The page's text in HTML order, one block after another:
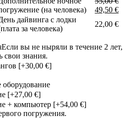
(на человека)
49,50 €
дайвинга с лодки
за человека)
22,00 €
Если вы не ныряли в течение 2 лет,
свои знания.
[+30,00 €]
оборудование
[+27,00 €]
+ компьютер [+54,00 €]
погружения.